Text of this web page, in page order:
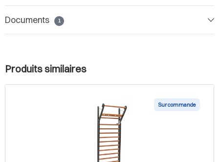
Documents 1
Produits similaires
Sur commande